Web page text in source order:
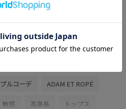
春コーデ 初夏コーデ
デ
ルコーデ ADAM ET ROPÉ
敏感 高身長 トップス